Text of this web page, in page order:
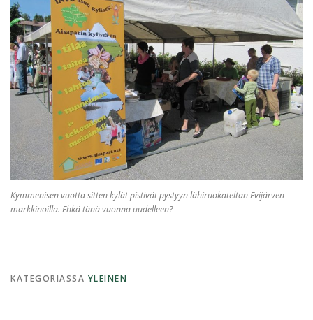
Kymmenisen vuotta sitten kylät pistivät pystyyn lähiruokateltan Evijärven
markkinoilla. Ehkä tänä vuonna uudelleen?
KATEGORIASSA YLEINEN